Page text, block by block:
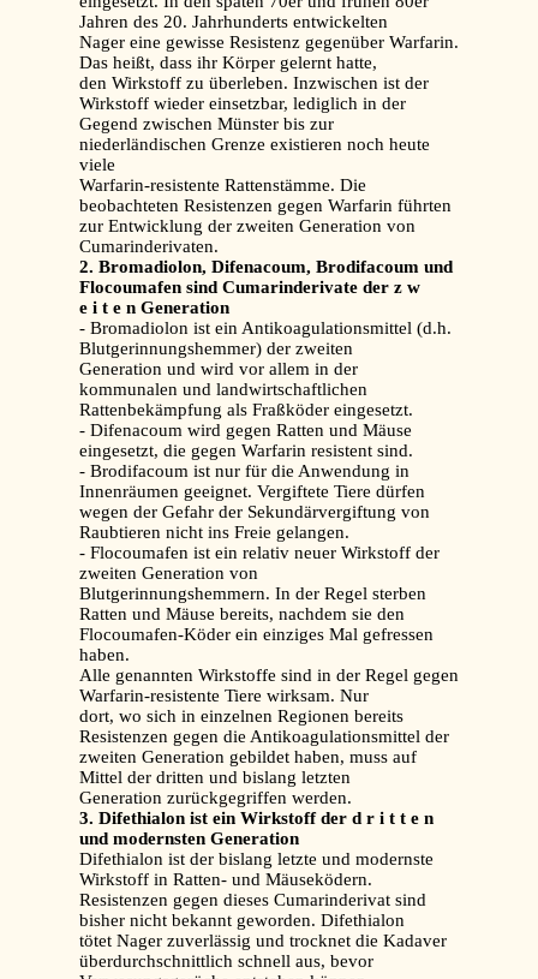
Jahren des 20. Jahrhunderts entwickelten
Nager eine gewisse Resistenz gegenüber Warfarin.
Das heißt, dass ihr Körper gelernt hatte,
den Wirkstoff zu überleben. Inzwischen ist der
Wirkstoff wieder einsetzbar, lediglich in der
Gegend zwischen Münster bis zur
niederländischen Grenze existieren noch heute
viele
Warfarin-resistente Rattenstämme. Die
beobachteten Resistenzen gegen Warfarin führten
zur Entwicklung der zweiten Generation von
Cumarinderivaten.
2. Bromadiolon, Difenacoum, Brodifacoum und
Flocoumafen sind Cumarinderivate der z w
e i t e n Generation
- Bromadiolon ist ein Antikoagulationsmittel (d.h.
Blutgerinnungshemmer) der zweiten
Generation und wird vor allem in der
kommunalen und landwirtschaftlichen
Rattenbekämpfung als Fraßköder eingesetzt.
- Difenacoum wird gegen Ratten und Mäuse
eingesetzt, die gegen Warfarin resistent sind.
- Brodifacoum ist nur für die Anwendung in
Innenräumen geeignet. Vergiftete Tiere dürfen
wegen der Gefahr der Sekundärvergiftung von
Raubtieren nicht ins Freie gelangen.
- Flocoumafen ist ein relativ neuer Wirkstoff der
zweiten Generation von
Blutgerinnungshemmern. In der Regel sterben
Ratten und Mäuse bereits, nachdem sie den
Flocoumafen-Köder ein einziges Mal gefressen
haben.
Alle genannten Wirkstoffe sind in der Regel gegen
Warfarin-resistente Tiere wirksam. Nur
dort, wo sich in einzelnen Regionen bereits
Resistenzen gegen die Antikoagulationsmittel der
zweiten Generation gebildet haben, muss auf
Mittel der dritten und bislang letzten
Generation zurückgegriffen werden.
3. Difethialon ist ein Wirkstoff der d r i t t e n
und modernsten Generation
Difethialon ist der bislang letzte und modernste
Wirkstoff in Ratten- und Mäuseködern.
Resistenzen gegen dieses Cumarinderivat sind
bisher nicht bekannt geworden. Difethialon
tötet Nager zuverlässig und trocknet die Kadaver
überdurchschnittlich schnell aus, bevor